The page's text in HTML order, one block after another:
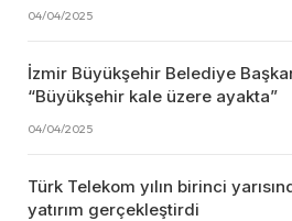
04/04/2025
İzmir Büyükşehir Belediye
“Büyükşehir kale üzere ayakta”
04/04/2025
Türk Telekom yılın birinci
yatırım gerçekleştirdi